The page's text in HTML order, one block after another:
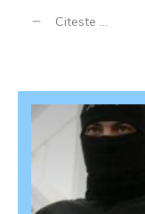
Citeste ...